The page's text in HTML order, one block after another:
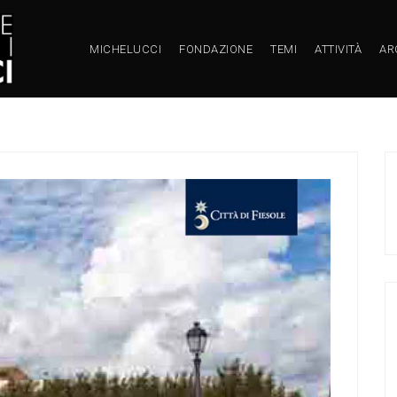
MICHELUCCI FONDAZIONE TEMI ATTIVITÀ